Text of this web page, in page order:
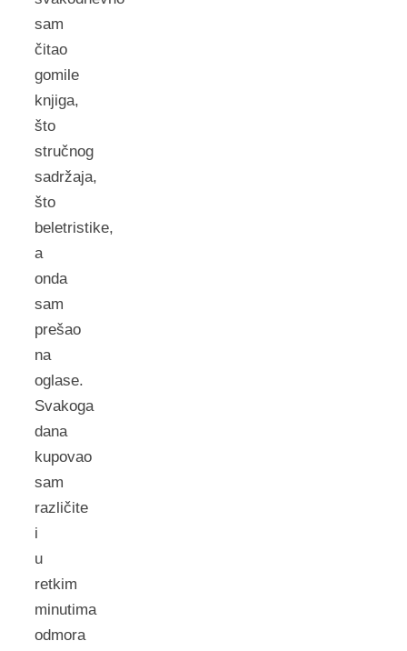
sam
čitao
gomile
knjiga,
što
stručnog
sadržaja,
što
beletristike,
a
onda
sam
prešao
na
oglase.
Svakoga
dana
kupovao
sam
različite
i
u
retkim
minutima
odmora